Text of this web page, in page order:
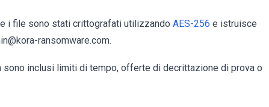
i file sono stati crittografati utilizzando AES-256 e istruisce
ransomware.com.
sono inclusi limiti di tempo, offerte di decrittazione di prova o